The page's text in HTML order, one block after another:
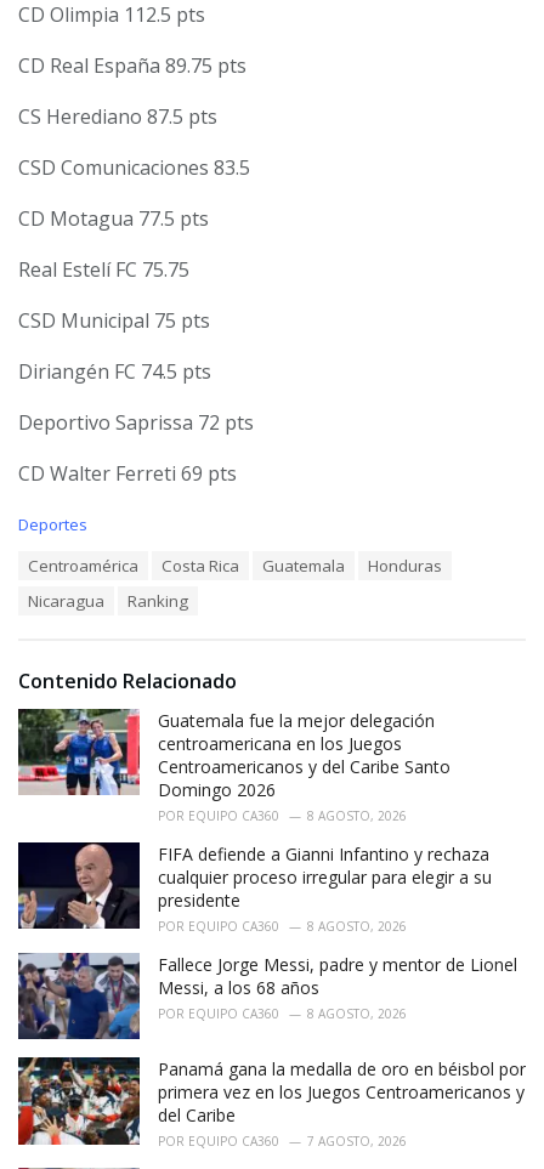
CD Olimpia 112.5 pts
CD Real España 89.75 pts
CS Herediano 87.5 pts
CSD Comunicaciones 83.5
CD Motagua 77.5 pts
Real Estelí FC 75.75
CSD Municipal 75 pts
Diriangén FC 74.5 pts
Deportivo Saprissa 72 pts
CD Walter Ferreti 69 pts
C
i
s
:
Deportes
Centroamérica Costa Rica Guatemala
Honduras
Nicaragua
Ranking
Contenido Relacionado
Guatemala fue la mejor delegación
centroamericana en los Juegos
Centroamericanos y del Caribe Santo
Domingo 2026
POR EQUIPO CA360 8 AGOSTO, 2026
FIFA defiende a Gianni Infantino y rechaza
cualquier proceso irregular para elegir a su
presidente
POR EQUIPO CA360 8 AGOSTO, 2026
Fallece Jorge Messi, padre y mentor de Lionel
Messi, a los 68 años
POR EQUIPO CA360 8 AGOSTO, 2026
Panamá gana la medalla de oro en béisbol por
primera vez en los Juegos Centroamericanos y
del Caribe
POR EQUIPO CA360 7 AGOSTO, 2026